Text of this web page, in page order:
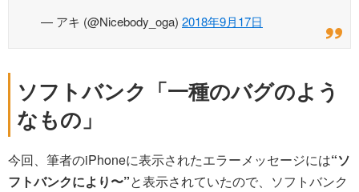
— アキ (@Nicebody_oga) 2018年9月17日
ソフトバンク「一種のバグのよう
なもの」
今回、筆者のiPhoneに表示されたエラーメッセージには“ソ
フトバンクにより〜”と表示されていたので、ソフトバンク